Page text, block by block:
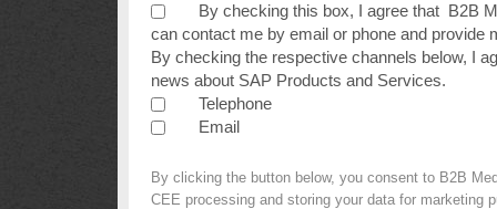
By checking this box, I agree that B2B
can contact me by email or phone and provide
By checking the respective channels below, I
news about SAP Products and Services.
Telephone
Email
By clicking the button below, you consent to B2B
CEE processing and storing your data for marketing